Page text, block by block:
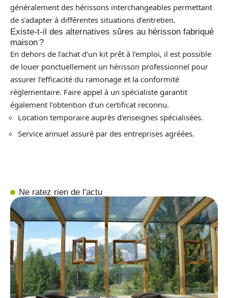
généralement des hérissons interchangeables permettant
de s’adapter à différentes situations d’entretien.
Existe-t-il des alternatives sûres au hérisson fabriqué
maison ?
En dehors de l’achat d’un kit prêt à l’emploi, il est possible
de louer ponctuellement un hérisson professionnel pour
assurer l’efficacité du ramonage et la conformité
réglementaire. Faire appel à un spécialiste garantit
également l’obtention d’un certificat reconnu.
Location temporaire auprès d’enseignes spécialisées.
Service annuel assuré par des entreprises agréées.
Ne ratez rien de l'actu